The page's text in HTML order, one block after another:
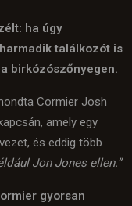
ha úgy
találkozót is
birkózószőnyegen.
Cormier Josh
amely egy
és eddig több
Jon Jones ellen.”
gyorsan